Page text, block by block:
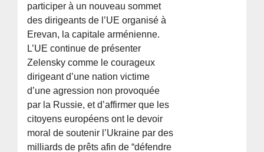
participer à un nouveau sommet
des dirigeants de l’UE organisé à
Erevan, la capitale arménienne.
L’UE continue de présenter
Zelensky comme le courageux
dirigeant d’une nation victime
d’une agression non provoquée
par la Russie, et d’affirmer que les
citoyens européens ont le devoir
moral de soutenir l’Ukraine par des
milliards de prêts afin de “défendre